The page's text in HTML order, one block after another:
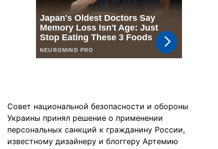
Совет национальной безопасности и обороны
Украины принял решение о применении
персональных санкций к гражданину России,
известному дизайнеру и блоггеру Артемию